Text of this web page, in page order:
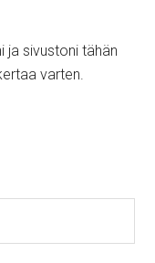
ja sivustoni tähän
varten.